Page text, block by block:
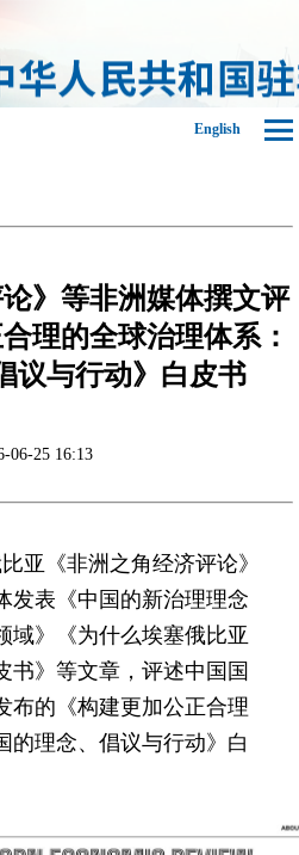
English
论》等非洲媒体撰文评
理的全球治理体系：
议与行动》白皮书
06-25 16:13
亚《非洲之角经济评论》
发表《中国的新治理理念
域》《为什么埃塞俄比亚
书》等文章，评述中国国
布的《构建更加公正合理
的理念、倡议与行动》白